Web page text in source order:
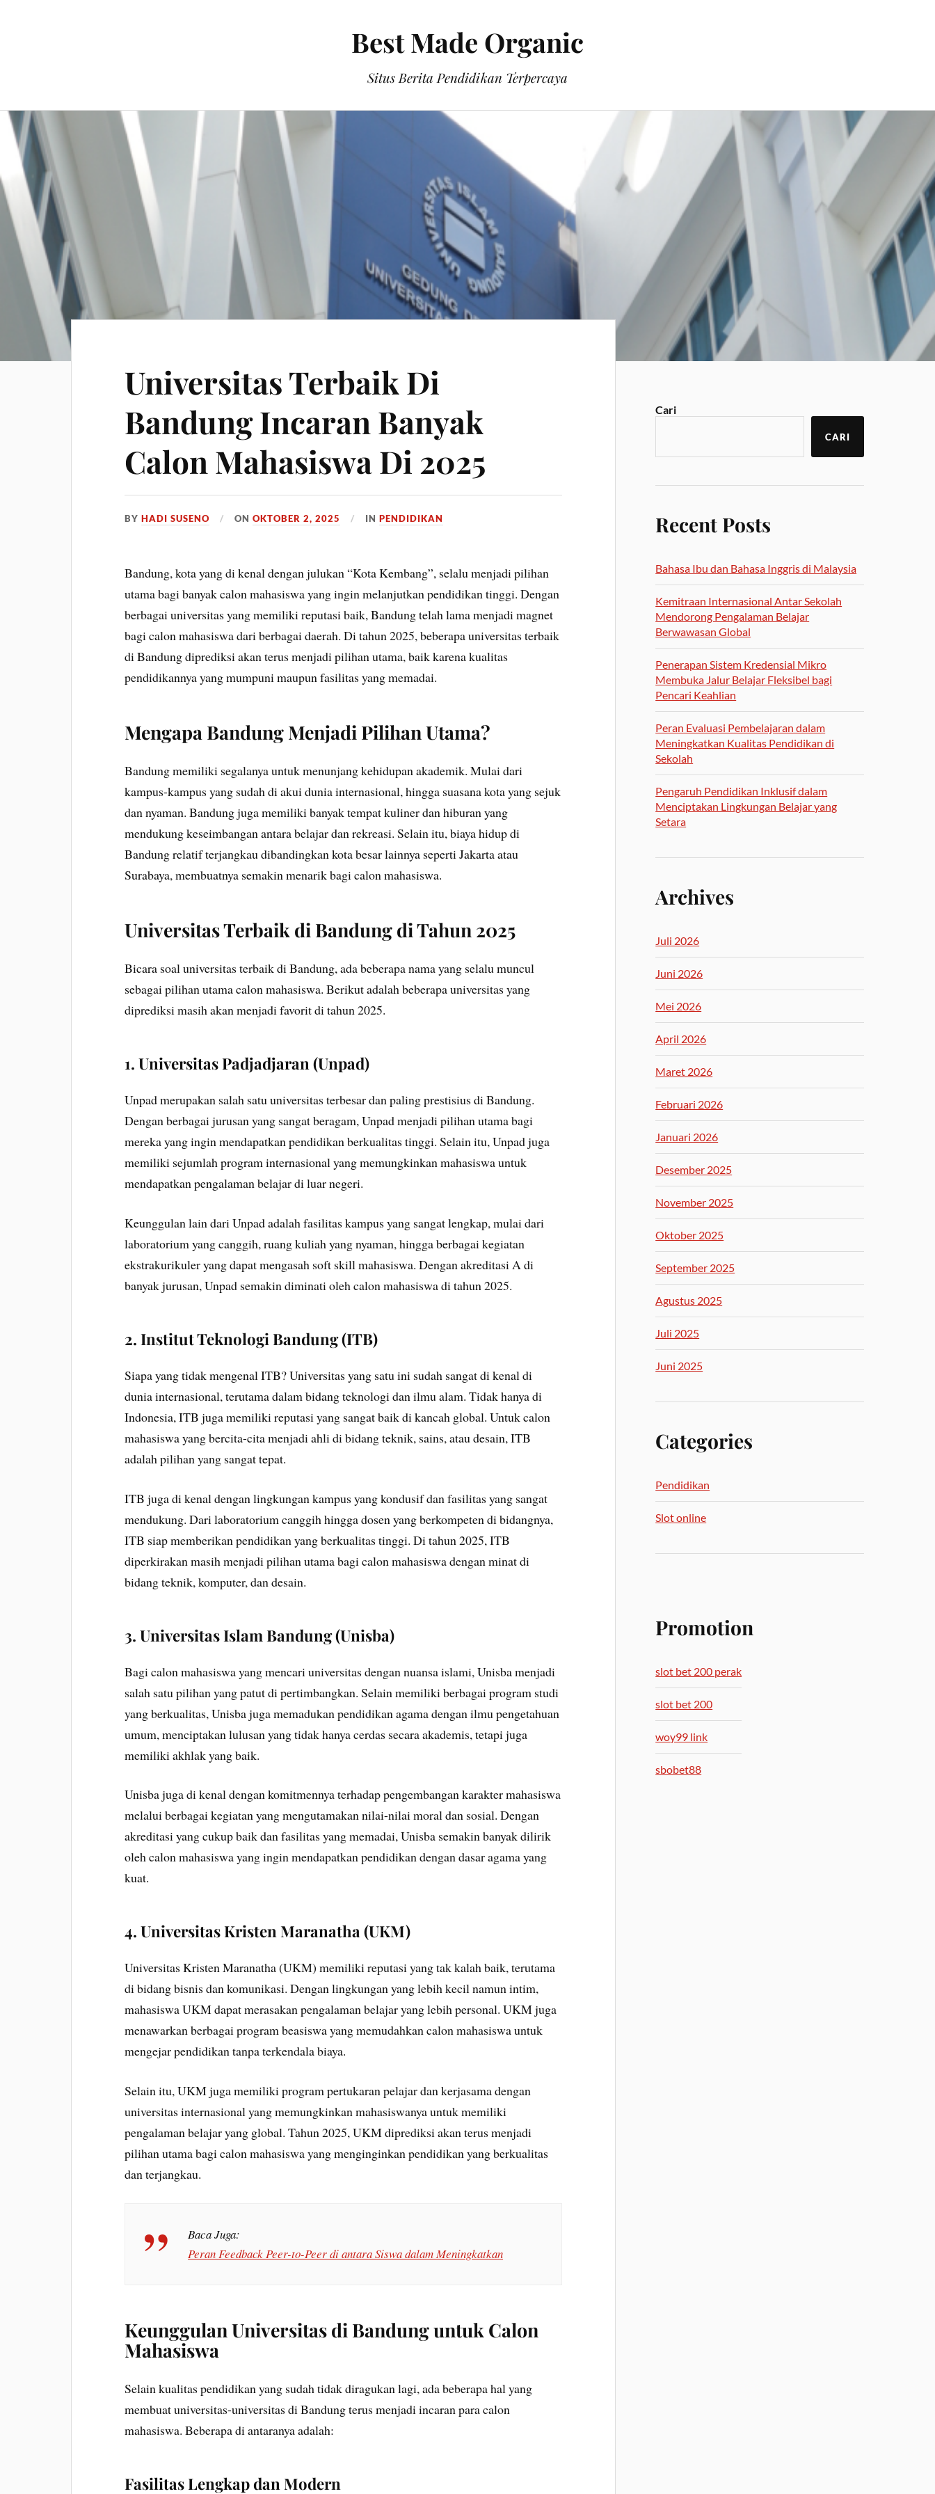
Best Made Organic
Situs Berita Pendidikan Terpercaya
Universitas Terbaik Di
Bandung Incaran Banyak
Calon Mahasiswa Di 2025
BYHADI SUSENO ONOKTOBER 2, 2025 INPENDIDIKAN
Bandung, kota yang di kenal dengan julukan “Kota Kembang”, selalu menjadi pilihan
utama bagi banyak calon mahasiswa yang ingin melanjutkan pendidikan tinggi. Dengan
berbagai universitas yang memiliki reputasi baik, Bandung telah lama menjadi magnet
bagi calon mahasiswa dari berbagai daerah. Di tahun 2025, beberapa universitas terbaik
di Bandung diprediksi akan terus menjadi pilihan utama, baik karena kualitas
pendidikannya yang mumpuni maupun fasilitas yang memadai.
Mengapa Bandung Menjadi Pilihan Utama?
Bandung memiliki segalanya untuk menunjang kehidupan akademik. Mulai dari
kampus-kampus yang sudah di akui dunia internasional, hingga suasana kota yang sejuk
dan nyaman. Bandung juga memiliki banyak tempat kuliner dan hiburan yang
mendukung keseimbangan antara belajar dan rekreasi. Selain itu, biaya hidup di
Bandung relatif terjangkau dibandingkan kota besar lainnya seperti Jakarta atau
Surabaya, membuatnya semakin menarik bagi calon mahasiswa.
Universitas Terbaik di Bandung di Tahun 2025
Bicara soal universitas terbaik di Bandung, ada beberapa nama yang selalu muncul
sebagai pilihan utama calon mahasiswa. Berikut adalah beberapa universitas yang
diprediksi masih akan menjadi favorit di tahun 2025.
1. Universitas Padjadjaran (Unpad)
Unpad merupakan salah satu universitas terbesar dan paling prestisius di Bandung.
Dengan berbagai jurusan yang sangat beragam, Unpad menjadi pilihan utama bagi
mereka yang ingin mendapatkan pendidikan berkualitas tinggi. Selain itu, Unpad juga
memiliki sejumlah program internasional yang memungkinkan mahasiswa untuk
mendapatkan pengalaman belajar di luar negeri.
Keunggulan lain dari Unpad adalah fasilitas kampus yang sangat lengkap, mulai dari
laboratorium yang canggih, ruang kuliah yang nyaman, hingga berbagai kegiatan
ekstrakurikuler yang dapat mengasah soft skill mahasiswa. Dengan akreditasi A di
banyak jurusan, Unpad semakin diminati oleh calon mahasiswa di tahun 2025.
2. Institut Teknologi Bandung (ITB)
Siapa yang tidak mengenal ITB? Universitas yang satu ini sudah sangat di kenal di
dunia internasional, terutama dalam bidang teknologi dan ilmu alam. Tidak hanya di
Indonesia, ITB juga memiliki reputasi yang sangat baik di kancah global. Untuk calon
mahasiswa yang bercita-cita menjadi ahli di bidang teknik, sains, atau desain, ITB
adalah pilihan yang sangat tepat.
ITB juga di kenal dengan lingkungan kampus yang kondusif dan fasilitas yang sangat
mendukung. Dari laboratorium canggih hingga dosen yang berkompeten di bidangnya,
ITB siap memberikan pendidikan yang berkualitas tinggi. Di tahun 2025, ITB
diperkirakan masih menjadi pilihan utama bagi calon mahasiswa dengan minat di
bidang teknik, komputer, dan desain.
3. Universitas Islam Bandung (Unisba)
Bagi calon mahasiswa yang mencari universitas dengan nuansa islami, Unisba menjadi
salah satu pilihan yang patut di pertimbangkan. Selain memiliki berbagai program studi
yang berkualitas, Unisba juga memadukan pendidikan agama dengan ilmu pengetahuan
umum, menciptakan lulusan yang tidak hanya cerdas secara akademis, tetapi juga
memiliki akhlak yang baik.
Unisba juga di kenal dengan komitmennya terhadap pengembangan karakter mahasiswa
melalui berbagai kegiatan yang mengutamakan nilai-nilai moral dan sosial. Dengan
akreditasi yang cukup baik dan fasilitas yang memadai, Unisba semakin banyak dilirik
oleh calon mahasiswa yang ingin mendapatkan pendidikan dengan dasar agama yang
kuat.
4. Universitas Kristen Maranatha (UKM)
Universitas Kristen Maranatha (UKM) memiliki reputasi yang tak kalah baik, terutama
di bidang bisnis dan komunikasi. Dengan lingkungan yang lebih kecil namun intim,
mahasiswa UKM dapat merasakan pengalaman belajar yang lebih personal. UKM juga
menawarkan berbagai program beasiswa yang memudahkan calon mahasiswa untuk
mengejar pendidikan tanpa terkendala biaya.
Selain itu, UKM juga memiliki program pertukaran pelajar dan kerjasama dengan
universitas internasional yang memungkinkan mahasiswanya untuk memiliki
pengalaman belajar yang global. Tahun 2025, UKM diprediksi akan terus menjadi
pilihan utama bagi calon mahasiswa yang menginginkan pendidikan yang berkualitas
dan terjangkau.
Baca Juga:
Peran Feedback Peer-to-Peer di antara Siswa dalam Meningkatkan
Keunggulan Universitas di Bandung untuk Calon
Mahasiswa
Selain kualitas pendidikan yang sudah tidak diragukan lagi, ada beberapa hal yang
membuat universitas-universitas di Bandung terus menjadi incaran para calon
mahasiswa. Beberapa di antaranya adalah:
Fasilitas Lengkap dan Modern
Cari
CARI
Recent Posts
Bahasa Ibu dan Bahasa Inggris di Malaysia
Kemitraan Internasional Antar Sekolah
Mendorong Pengalaman Belajar
Berwawasan Global
Penerapan Sistem Kredensial Mikro
Membuka Jalur Belajar Fleksibel bagi
Pencari Keahlian
Peran Evaluasi Pembelajaran dalam
Meningkatkan Kualitas Pendidikan di
Sekolah
Pengaruh Pendidikan Inklusif dalam
Menciptakan Lingkungan Belajar yang
Setara
Archives
Juli 2026
Juni 2026
Mei 2026
April 2026
Maret 2026
Februari 2026
Januari 2026
Desember 2025
November 2025
Oktober 2025
September 2025
Agustus 2025
Juli 2025
Juni 2025
Categories
Pendidikan
Slot online
Promotion
slot bet 200 perak
slot bet 200
woy99 link
sbobet88